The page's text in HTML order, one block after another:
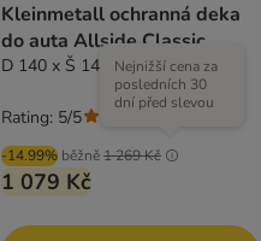
Kleinmetall ochranná deka
do auta Allside Classic
D 140 x Š 145 cm
-14.99% běžně1 269 Kč
Nejnižší cena za
posledních 30
dní před slevou
1 079 Kč
Rating: 5/5